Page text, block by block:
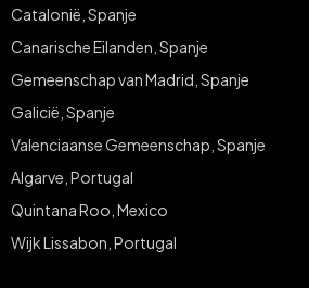
Catalonië, Spanje
Canarische Eilanden, Spanje
Gemeenschap van Madrid, Spanje
Galicië, Spanje
Valenciaanse Gemeenschap, Spanje
Algarve, Portugal
Quintana Roo, Mexico
Wijk Lissabon, Portugal